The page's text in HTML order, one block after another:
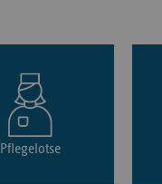
Pflegelotse